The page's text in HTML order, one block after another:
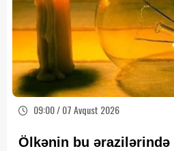
09:00 / 07 Avqust 2026
Ölkənin bu ərazilərində